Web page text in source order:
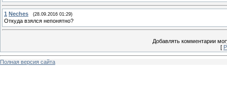
1 Neches (28.09.2016 01:29)
Откуда взялся непонятно?
Добавлять комментарии
[
Полная версия сайта